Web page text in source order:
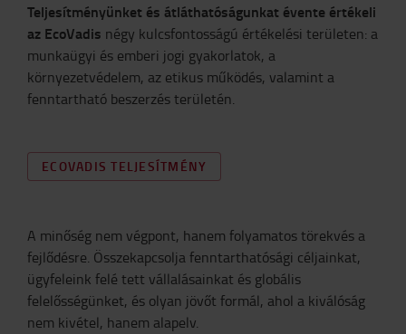
Teljesítményünket és átláthatóságunkat évente értékeli
az EcoVadis négy kulcsfontosságú értékelési területen: a
munkaügyi és emberi jogi gyakorlatok, a
környezetvédelem, az etikus működés, valamint a
fenntartható beszerzés területén.
ECOVADIS TELJESÍTMÉNY
A minőség nem végpont, hanem folyamatos törekvés a
fejlődésre. Összekapcsolja fenntarthatósági céljainkat,
ügyfeleink felé tett vállalásainkat és globális
felelősségünket, és olyan jövőt formál, ahol a kiválóság
nem kivétel, hanem alapelv.